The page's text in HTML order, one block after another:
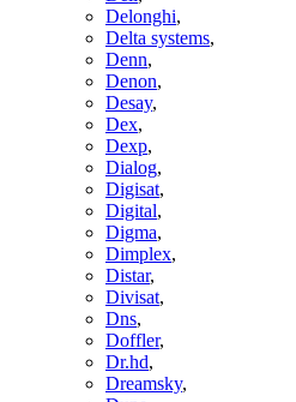
Delonghi,
Delta systems,
Denn,
Denon,
Desay,
Dex,
Dexp,
Dialog,
Digisat,
Digital,
Digma,
Dimplex,
Distar,
Divisat,
Dns,
Doffler,
Dr.hd,
Dreamsky,